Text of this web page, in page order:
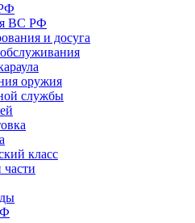
ВС РФ
и досуга
оружия
службы
класс
части